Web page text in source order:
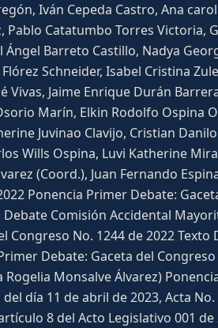
Iván Cepeda Castro, Ana
Catatumbo Torres
Barreto Castillo, Nadya
Schneider, Isabel Cristina
Jaime Enrique Durán
Marín, Elkin Rodolfo Ospina
Juvinao Clavijo, Cristian
Wills Ospina, Luvi Katherine
(Coord.), Juan Fernando
Ponencia Primer Debate:
Comisión Accidental
No. 1244 de 2022
Debate: Gaceta del
Monsalve Álvarez)
día 11 de abril de 2023, Acta
8 del Acto Legislativo 001